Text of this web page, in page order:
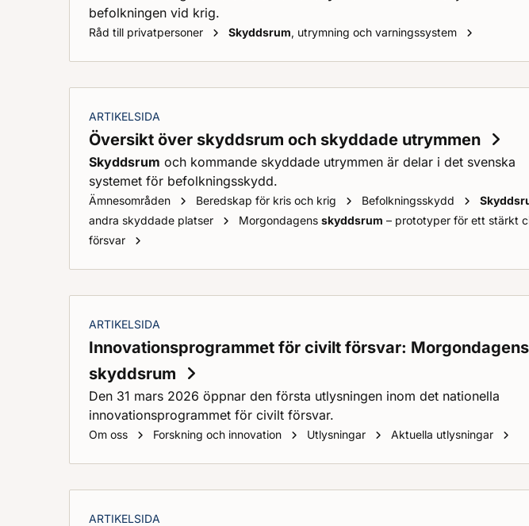
befolkningen vid krig.
Råd till privatpersoner Skyddsrum, utrymning och varningssystem
ARTIKELSIDA
Översikt över skyddsrum och skyddade utrymmen
Skyddsrum och kommande skyddade utrymmen är delar i det svenska
systemet för befolkningsskydd.
Ämnesområden Beredskap för kris och krig Befolkningsskydd
andra skyddade platser
Morgondagens skyddsrum – prototyper för ett stärkt
försvar
ARTIKELSIDA
Innovationsprogrammet för civilt försvar: Morgondagens
skyddsrum
Den 31 mars 2026 öppnar den första utlysningen inom det nationella
innovationsprogrammet för civilt försvar.
Om oss Forskning och innovation Utlysningar Aktuella utlysningar
ARTIKELSIDA